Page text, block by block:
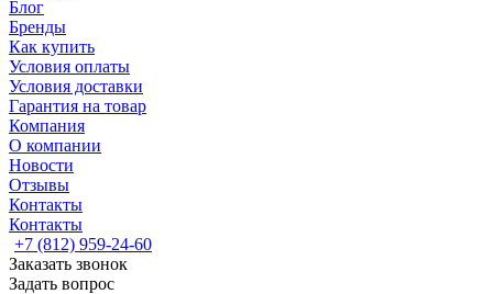
Блог
Бренды
Как купить
Условия оплаты
Условия доставки
Гарантия на товар
Компания
О компании
Новости
Отзывы
Контакты
Контакты
+7 (812) 959-24-60
Заказать звонок
Задать вопрос